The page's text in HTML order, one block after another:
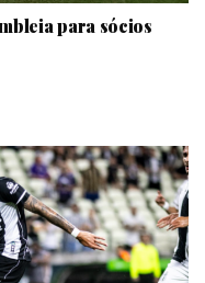
para sócios